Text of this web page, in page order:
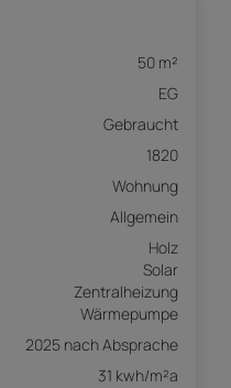
50 m²
EG
Gebraucht
1820
Wohnung
Allgemein
Holz
Solar
Zentralheizung
Wärmepumpe
2025 nach Absprache
31 kwh/m²a